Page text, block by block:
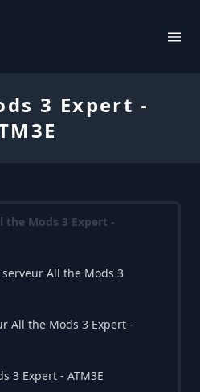
3 Expert -
Mods 3 Expert -
All the Mods 3
All the Mods 3 Expert -
3 Expert - ATM3E